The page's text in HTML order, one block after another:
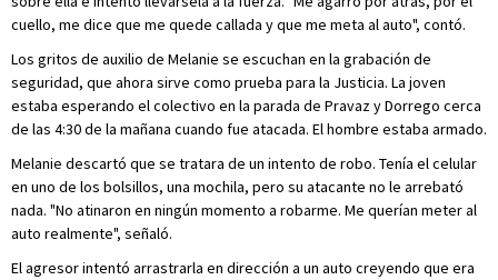
cuello, me dice que me quede callada y que me meta al auto", contó.
Los gritos de auxilio de Melanie se escuchan en la grabación de
seguridad, que ahora sirve como prueba para la Justicia. La joven
estaba esperando el colectivo en la parada de Pravaz y Dorrego cerca
de las 4:30 de la mañana cuando fue atacada. El hombre estaba armado.
Melanie descartó que se tratara de un intento de robo. Tenía el celular
en uno de los bolsillos, una mochila, pero su atacante no le arrebató
nada. "No atinaron en ningún momento a robarme. Me querían meter al
auto realmente", señaló.
El agresor intentó arrastrarla en dirección a un auto creyendo que era